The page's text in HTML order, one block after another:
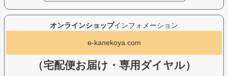
オンラインショップインフォメーション
e-kanekoya.com
（宅配便お届け・専用ダイヤル）